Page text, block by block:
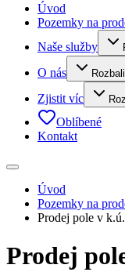
Úvod
Pozemky na
Naše služby
O nás
Zjistit víc
Oblíbené
Kontakt
Úvod
Pozemky na
Prodej pole v
Prodej